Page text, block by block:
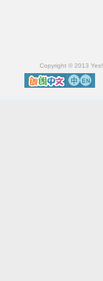
Copyright © 2013